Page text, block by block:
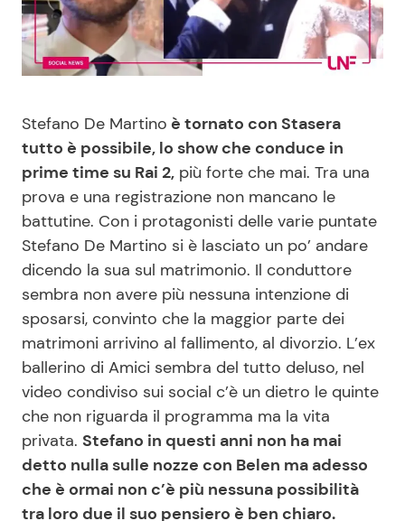
Benessere
Casa
Mondo Mamma
News benessere
Salute
Viaggi e Turismo
Festività
Cucina e Ricette
Consigli di Cucina
Le Ricette in TV
Primi Piatti
Ricette Facili e Veloci
Ricette Feste
Ricette per Bambini
Seguici
Stefano De Martino è tornato con Stasera
tutto è possibile, lo show che conduce in
prime time su Rai 2, più forte che mai. Tra una
prova e una registrazione non mancano le
battutine. Con i protagonisti delle varie puntate
Stefano De Martino si è lasciato un po’ andare
dicendo la sua sul matrimonio. Il conduttore
sembra non avere più nessuna intenzione di
sposarsi, convinto che la maggior parte dei
matrimoni arrivino al fallimento, al divorzio. L’ex
ballerino di Amici sembra del tutto deluso, nel
video condiviso sui social c’è un dietro le quinte
che non riguarda il programma ma la vita
privata. Stefano in questi anni non ha mai
detto nulla sulle nozze con Belen ma adesso
che è ormai non c’è più nessuna possibilità
tra loro due il suo pensiero è ben chiaro.